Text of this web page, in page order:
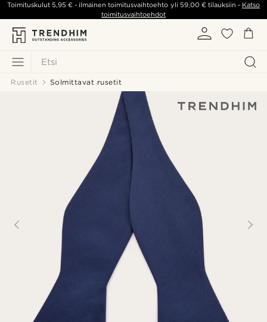
Etsi
Toimituskulut5,95 € - ilmainen toimitusvaihtoehto yli 59,00 €tilauksiin - Katso
toimitusvaihtoehdot
Rusetit Solmittavat rusetit